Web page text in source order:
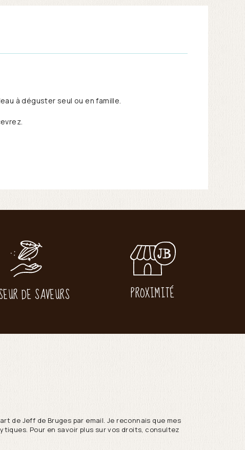
à déguster seul ou en famille.
DE SAVEURS PROXIMITÉ
de Jeff de Bruges par email. Je reconnais que mes
Pour en savoir plus sur vos droits, consultez